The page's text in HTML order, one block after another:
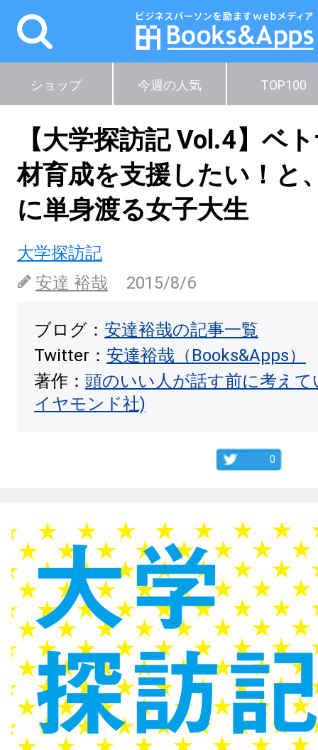
ショップ 今週の人気 TOP100
【大学探訪記 Vol.4】ベ
材育成を支援したい！と
に単身渡る女子大生
大学探訪記
安達 裕哉
2015/8/6
ブログ： 安達裕哉の記事一覧
Twitter： 安達裕哉（Books&Apps）
著作： 頭のいい人が話す前に考え
イヤモンド社)
0